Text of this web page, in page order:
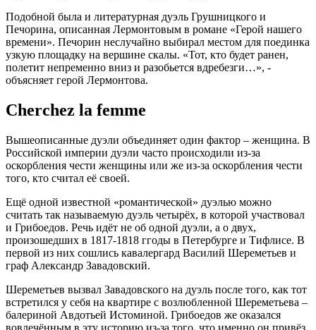
Подобной была и литературная дуэль Грушницкого и
Печорина, описанная Лермонтовым в романе «Герой нашего
времени». Печорин неслучайно выбирал местом для поединка
узкую площадку на вершине скалы. «Тот, кто будет ранен,
полетит непременно вниз и разобьется вдребезги…», -
объясняет герой Лермонтова.
Cherchez la femme
Вышеописанные дуэли объединяет один фактор – женщина. В
Российской империи дуэли часто происходили из-за
оскорбления чести женщины или же из-за оскорбления чести
того, кто считал её своей.
Ещё одной известной «романтической» дуэлью можно
считать так называемую дуэль четырёх, в которой участвовал
и Грибоедов. Речь идёт не об одной дуэли, а о двух,
произошедших в 1817-1818 ггоды в Петербурге и Тифлисе. В
первой из них сошлись кавалергард Василий Шереметьев и
граф Александр Завадовский.
Шереметьев вызвал Завадовского на дуэль после того, как тот
встретился у себя на квартире с возлюбленной Шереметьева –
балериной Авдотьей Истоминой. Грибоедов же оказался
вовлечённым в эту историю из-за того, что именно он привёз